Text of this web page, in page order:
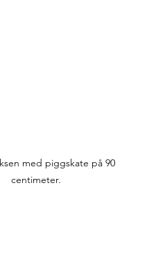
med piggskate på 90
centimeter.